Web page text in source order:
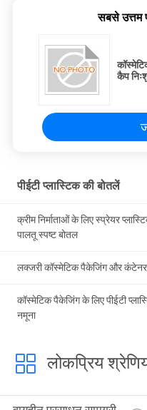
सबसे उत्तम
कैप
पीईटी प्लास्टिक की बोतलें
क्रीम निर्माताओं के लिए स्प्रेयर
पालतू स्पष्ट बोतल
लक्जरी कॉस्मेटिक पैकेजिंग और
कॉस्मेटिक पैकेजिंग के लिए पीईटी
नमूना
लोकप्रिय